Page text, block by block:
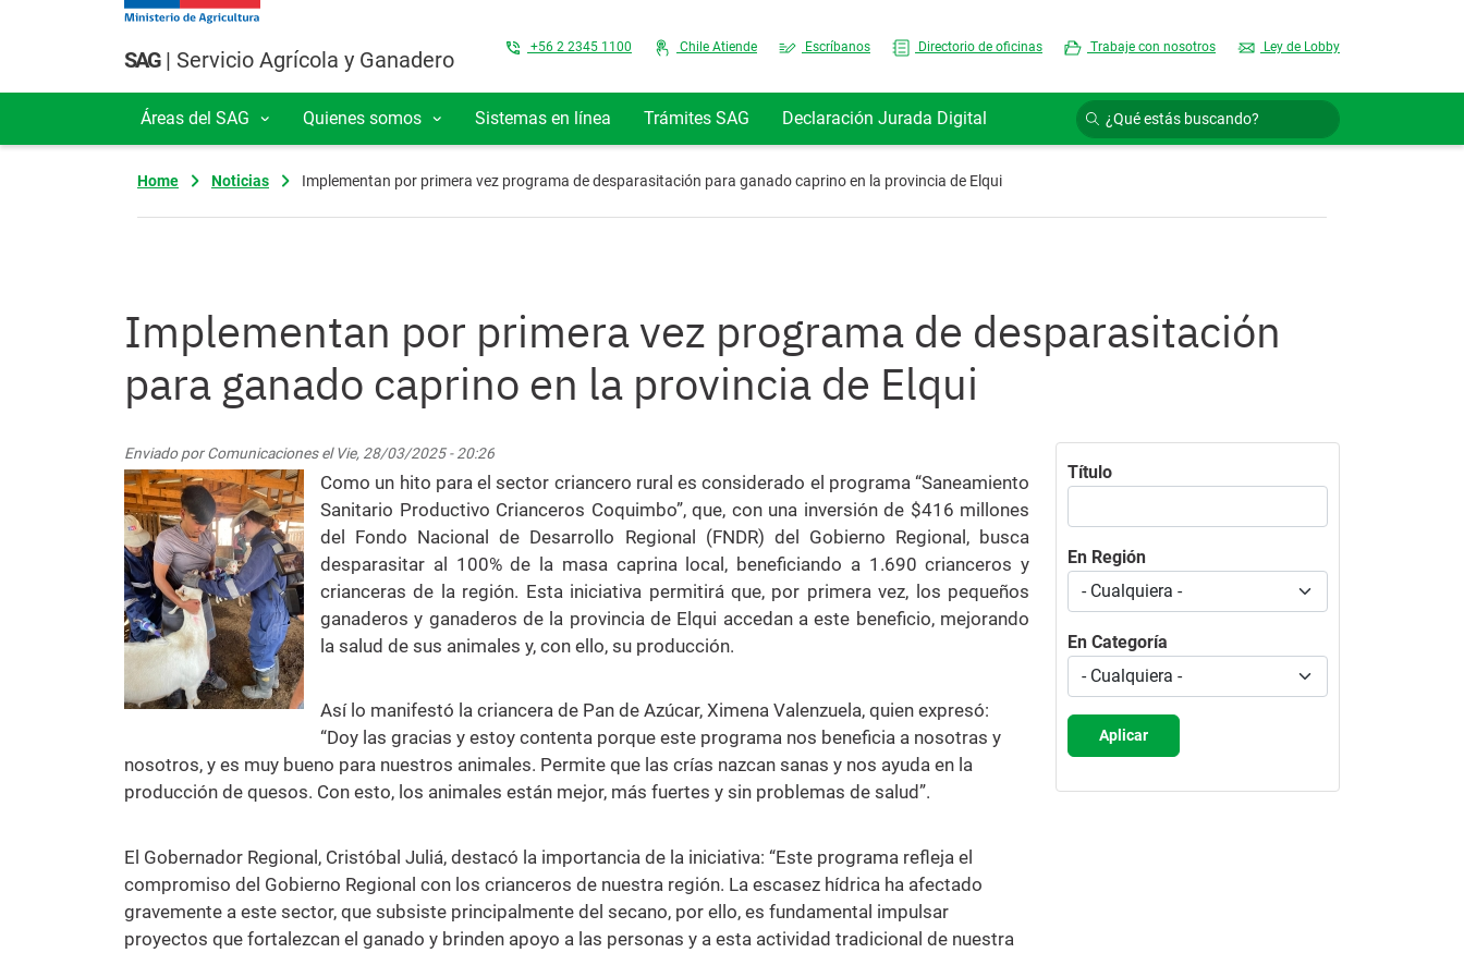
Pasar al contenido principal
SAG| Servicio Agrícola y Ganadero Top Menu
+56 2 2345 1100 Chile Atiende Escríbanos Directorio de oficinas Trabaje con nosotros Ley de Lobby
Navegación principal
Áreas del SAG Quienes somos Sistemas en línea Trámites SAG Declaración Jurada Digital
Home Noticias Implementan por primera vez programa de desparasitación para ganado caprino en la provincia de Elqui
Implementan por primera vez programa de desparasitación
para ganado caprino en la provincia de Elqui
Enviado porComunicacioneselVie, 28/03/2025 - 20:26
Como un hito para el sector criancero rural es considerado el programa “Saneamiento
Sanitario Productivo Crianceros Coquimbo”, que, con una inversión de $416 millones
del Fondo Nacional de Desarrollo Regional (FNDR) del Gobierno Regional, busca
desparasitar al 100% de la masa caprina local, beneficiando a 1.690 crianceros y
crianceras de la región. Esta iniciativa permitirá que, por primera vez, los pequeños
ganaderos y ganaderos de la provincia de Elqui accedan a este beneficio, mejorando
la salud de sus animales y, con ello, su producción.
Así lo manifestó la criancera de Pan de Azúcar, Ximena Valenzuela, quien expresó:
“Doy las gracias y estoy contenta porque este programa nos beneficia a nosotras y
nosotros, y es muy bueno para nuestros animales. Permite que las crías nazcan sanas y nos ayuda en la
producción de quesos. Con esto, los animales están mejor, más fuertes y sin problemas de salud”.
El Gobernador Regional, Cristóbal Juliá, destacó la importancia de la iniciativa: “Este programa refleja el
compromiso del Gobierno Regional con los crianceros de nuestra región. La escasez hídrica ha afectado
gravemente a este sector, que subsiste principalmente del secano, por ello, es fundamental impulsar
proyectos que fortalezcan el ganado y brinden apoyo a las personas y a esta actividad tradicional de nuestra
Título
En Región
En Categoría
Aplicar